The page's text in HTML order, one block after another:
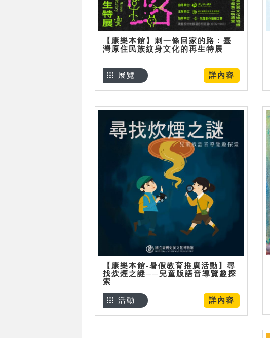
【康樂本館】刺一條回家的路：臺
灣原住民族紋身文化的再生特展
詳內容
展覽
【康樂本館-暑假教育推廣活動】尋
找炊煙之謎──兒童版語音導覽趣探
索
詳內容
活動